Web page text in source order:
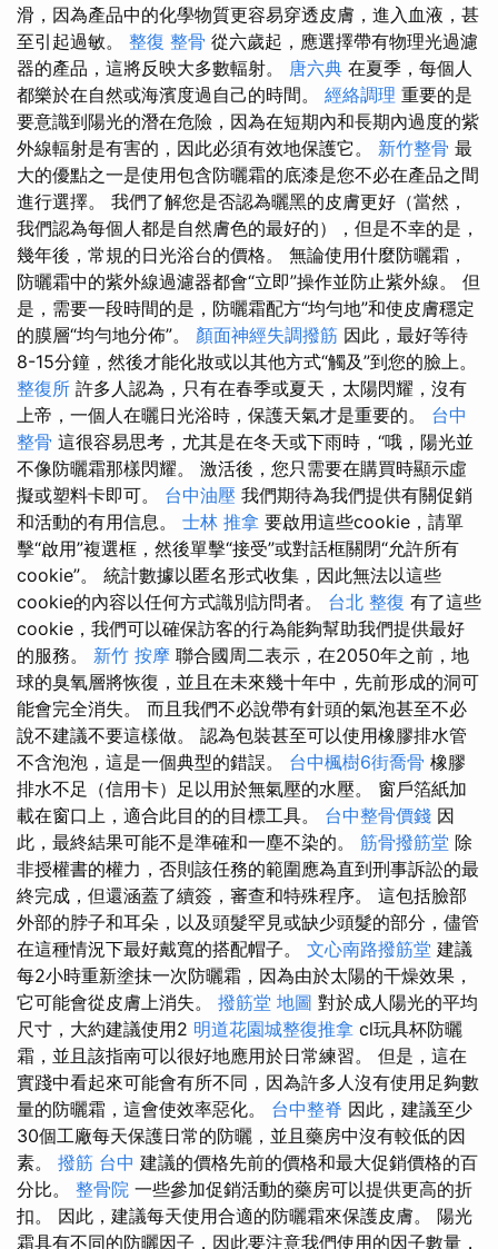
滑，因為產品中的化學物質更容易穿透皮膚，進入血液，甚
至引起過敏。 整復 整骨 從六歲起，應選擇帶有物理光過濾
器的產品，這將反映大多數輻射。 唐六典 在夏季，每個人
都樂於在自然或海濱度過自己的時間。 經絡調理 重要的是
要意識到陽光的潛在危險，因為在短期內和長期內過度的紫
外線輻射是有害的，因此必須有效地保護它。 新竹整骨 最
大的優點之一是使用包含防曬霜的底漆是您不必在產品之間
進行選擇。 我們了解您是否認為曬黑的皮膚更好（當然，
我們認為每個人都是自然膚色的最好的），但是不幸的是，
幾年後，常規的日光浴台的價格。 無論使用什麼防曬霜，
防曬霜中的紫外線過濾器都會“立即”操作並防止紫外線。 但
是，需要一段時間的是，防曬霜配方“均勻地”和使皮膚穩定
的膜層“均勻地分佈”。 顏面神經失調撥筋 因此，最好等待
8-15分鐘，然後才能化妝或以其他方式“觸及”到您的臉上。
整復所 許多人認為，只有在春季或夏天，太陽閃耀，沒有
上帝，一個人在曬日光浴時，保護天氣才是重要的。 台中
整骨 這很容易思考，尤其是在冬天或下雨時，“哦，陽光並
不像防曬霜那樣閃耀。 激活後，您只需要在購買時顯示虛
擬或塑料卡即可。 台中油壓 我們期待為我們提供有關促銷
和活動的有用信息。 士林 推拿 要啟用這些cookie，請單
擊“啟用”複選框，然後單擊“接受”或對話框關閉“允許所有
cookie”。 統計數據以匿名形式收集，因此無法以這些
cookie的內容以任何方式識別訪問者。 台北 整復 有了這些
cookie，我們可以確保訪客的行為能夠幫助我們提供最好
的服務。 新竹 按摩 聯合國周二表示，在2050年之前，地
球的臭氧層將恢復，並且在未來幾十年中，先前形成的洞可
能會完全消失。 而且我們不必說帶有針頭的氣泡甚至不必
說不建議不要這樣做。 認為包裝甚至可以使用橡膠排水管
不含泡泡，這是一個典型的錯誤。 台中楓樹6街喬骨 橡膠
排水不足（信用卡）足以用於無氣壓的水壓。 窗戶箔紙加
載在窗口上，適合此目的的目標工具。 台中整骨價錢 因
此，最終結果可能不是準確和一塵不染的。 筋骨撥筋堂 除
非授權書的權力，否則該任務的範圍應為直到刑事訴訟的最
終完成，但還涵蓋了續簽，審查和特殊程序。 這包括臉部
外部的脖子和耳朵，以及頭髮罕見或缺少頭髮的部分，儘管
在這種情況下最好戴寬的搭配帽子。 文心南路撥筋堂 建議
每2小時重新塗抹一次防曬霜，因為由於太陽的干燥效果，
它可能會從皮膚上消失。 撥筋堂 地圖 對於成人陽光的平均
尺寸，大約建議使用2 明道花園城整復推拿 cl玩具杯防曬
霜，並且該指南可以很好地應用於日常練習。 但是，這在
實踐中看起來可能會有所不同，因為許多人沒有使用足夠數
量的防曬霜，這會使效率惡化。 台中整脊 因此，建議至少
30個工廠每天保護日常的防曬，並且藥房中沒有較低的因
素。 撥筋 台中 建議的價格先前的價格和最大促銷價格的百
分比。 整骨院 一些參加促銷活動的藥房可以提供更高的折
扣。 因此，建議每天使用合適的防曬霜來保護皮膚。 陽光
霜具有不同的防曬因子，因此要注意我們使用的因子數量，